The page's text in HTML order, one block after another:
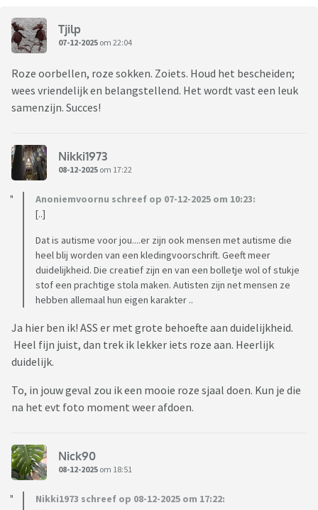
Tjilp
07-12-2025 om 22:04
Roze oorbellen, roze sokken. Zoiets. Houd het bescheiden;
wees vriendelijk en belangstellend. Het wordt vast een leuk
samenzijn. Succes!
Nikki1973
08-12-2025 om 17:22
Anoniemvoornu schreef op 07-12-2025 om 10:23:
[..]
Dat is autisme voor jou....er zijn ook mensen met autisme die
heel blij worden van een kledingvoorschrift. Geeft meer
duidelijkheid. Die creatief zijn en van een bolletje wol of stukje
stof een prachtige stola maken. Autisten zijn net mensen ze
hebben allemaal hun eigen karakter ..
Ja hier ben ik! ASS er met grote behoefte aan duidelijkheid.
Heel fijn juist, dan trek ik lekker iets roze aan. Heerlijk
duidelijk.
To, in jouw geval zou ik een mooie roze sjaal doen. Kun je die
na het evt foto moment weer afdoen.
Nick90
08-12-2025 om 18:51
Nikki1973 schreef op 08-12-2025 om 17:22: